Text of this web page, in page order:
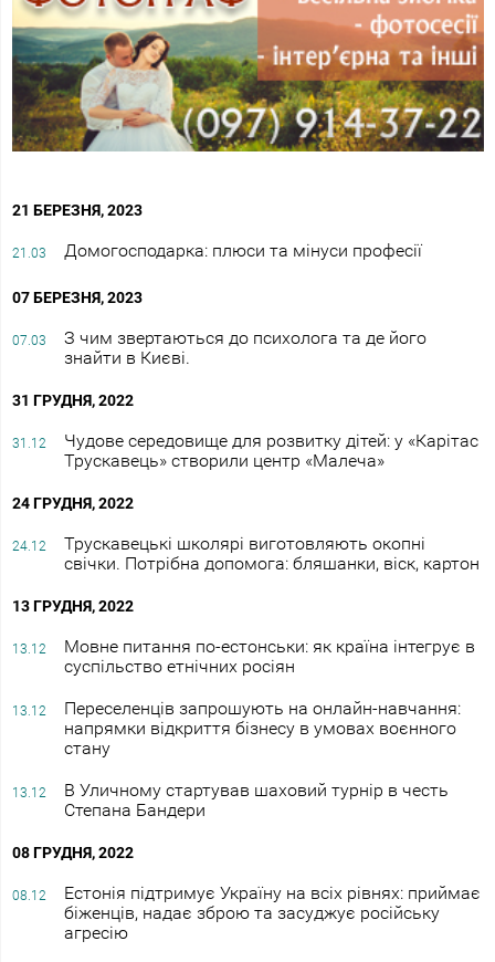
21 БЕРЕЗНЯ, 2023
21.03 Домогосподарка: плюси та мінуси професії
07 БЕРЕЗНЯ, 2023
07.03
З чим звертаються до психолога та де його
знайти в Києві.
31 ГРУДНЯ, 2022
31.12
Чудове середовище для розвитку дітей: у «Карітас
Трускавець» створили центр «Малеча»
24 ГРУДНЯ, 2022
24.12
Трускавецькі школярі виготовляють окопні
свічки. Потрібна допомога: бляшанки, віск, картон
13 ГРУДНЯ, 2022
13.12
Мовне питання по-естонськи: як країна інтегрує в
суспільство етнічних росіян
13.12
Переселенців запрошують на онлайн-навчання:
напрямки відкриття бізнесу в умовах воєнного
стану
13.12
В Уличному стартував шаховий турнір в честь
Степана Бандери
08 ГРУДНЯ, 2022
08.12
Естонія підтримує Україну на всіх рівнях: приймає
біженців, надає зброю та засуджує російську
агресію